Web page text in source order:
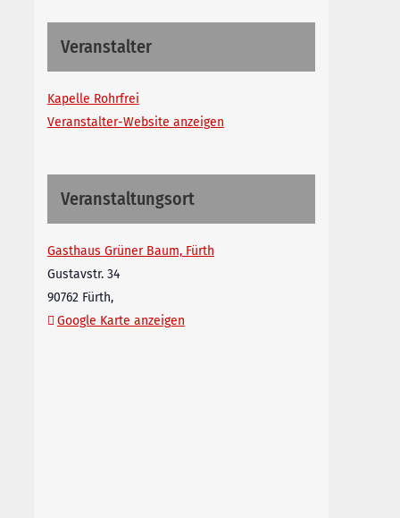
Veranstalter
Kapelle Rohrfrei
Veranstalter-Website anzeigen
Veranstaltungsort
Gasthaus Grüner Baum, Fürth
Gustavstr. 34
90762 Fürth,
Google Karte anzeigen